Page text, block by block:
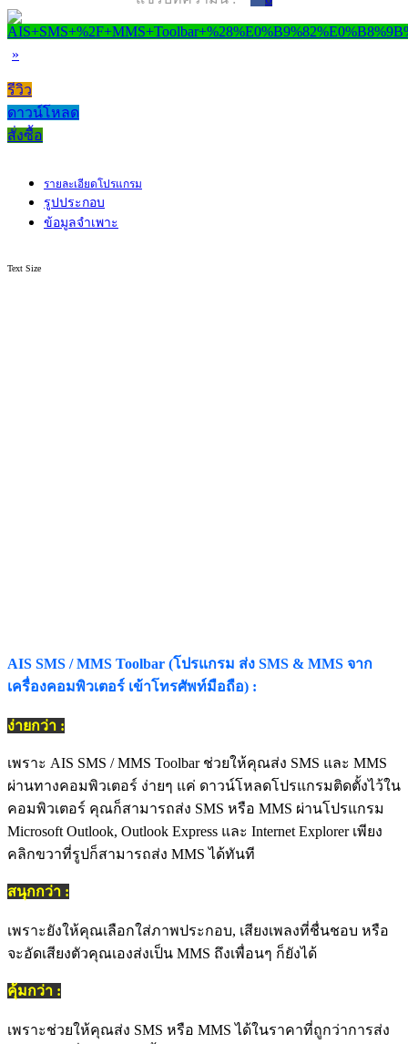
»
รีวิว
ดาวน์โหลด
สั่งซื้อ
รายละเอียดโปรแกรม
รูปประกอบ
ข้อมูลจำเพาะ
Text Size
AIS SMS / MMS Toolbar (โปรแกรม ส่ง SMS & MMS จาก
เครื่องคอมพิวเตอร์ เข้าโทรศัพท์มือถือ) :
ง่ายกว่า :
เพราะ AIS SMS / MMS Toolbar ช่วยให้คุณส่ง SMS และ MMS
ผ่านทางคอมพิวเตอร์ ง่ายๆ แค่ ดาวน์โหลดโปรแกรมติดตั้งไว้ใน
คอมพิวเตอร์ คุณก็สามารถส่ง SMS หรือ MMS ผ่านโปรแกรม
Microsoft Outlook, Outlook Express และ Internet Explorer เพียง
คลิกขวาที่รูปก็สามารถส่ง MMS ได้ทันที
สนุกกว่า :
เพราะยังให้คุณเลือกใส่ภาพประกอบ, เสียงเพลงที่ชื่นชอบ หรือ
จะอัดเสียงตัวคุณเองส่งเป็น MMS ถึงเพื่อนๆ ก็ยังได้
คุ้มกว่า :
เพราะช่วยให้คุณส่ง SMS หรือ MMS ได้ในราคาที่ถูกว่าการส่ง